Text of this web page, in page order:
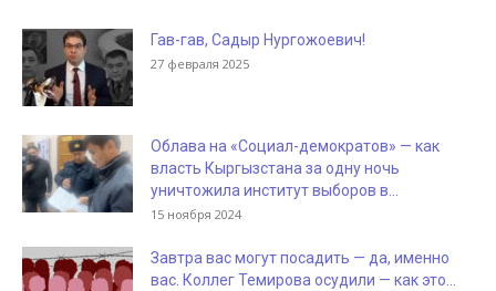
Гав-гав, Садыр Нургожоевич!
27 февраля 2025
Облава на «Социал-демократов» — как
власть Кыргызстана за одну ночь
уничтожила институт выборов в...
15 ноября 2024
Завтра вас могут посадить — да, именно
вас. Коллег Темирова осудили — как это...